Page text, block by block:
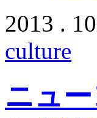
2013 .
culture
ニュ